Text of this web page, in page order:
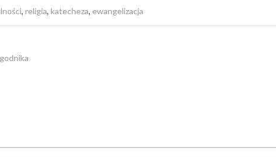
, religia, katecheza, ewangelizacja